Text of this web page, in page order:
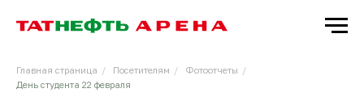
Главная страница / Посетителям / Фотоотчеты
/
День студента 22 февраля